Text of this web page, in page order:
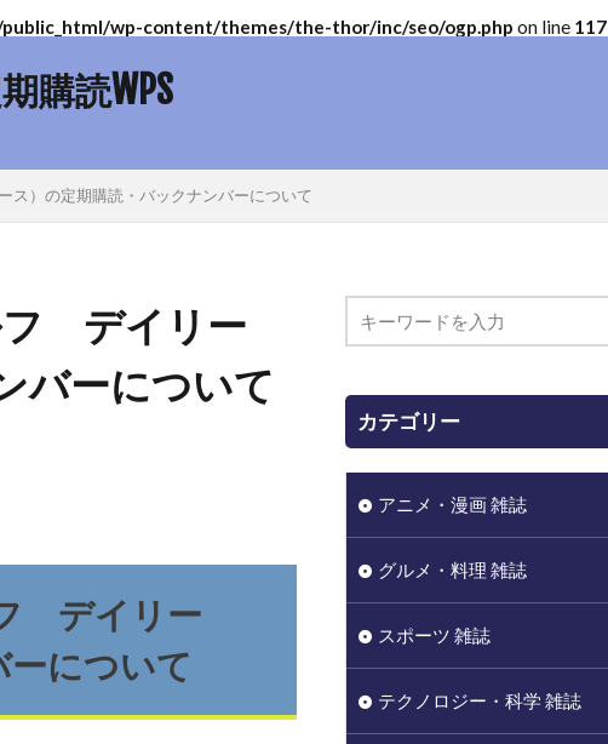
wp-content/themes/the-thor/inc/seo/ogp.php on line 117
購読WPS
）の定期購読・バックナンバーについて
フ デイリー
バーについて
フ デイリー
について
カテゴリー
アニメ・漫画 雑誌
グルメ・料理 雑誌
スポーツ 雑誌
テクノロジー・科学 雑誌